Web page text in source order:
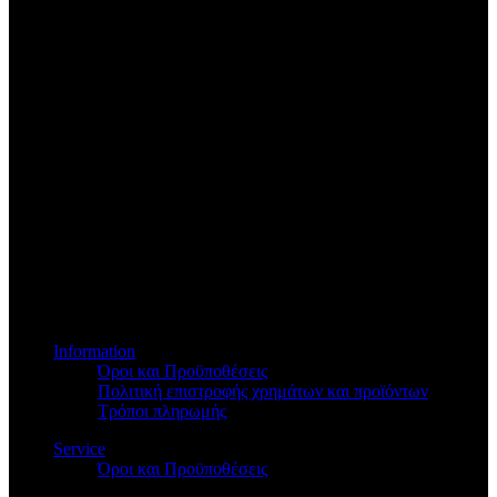
Information
Όροι και Προϋποθέσεις
Πολιτική επιστροφής χρημάτων και προϊόντων
Τρόποι πληρωμής
Service
Όροι και Προϋποθέσεις